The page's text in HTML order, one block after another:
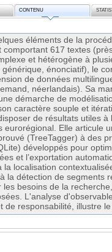
CONTENU
éléments de la
comportant 617 textes
et hétérogène à
énonciatif), le
de données
néerlandais). Sa
démarche de
caractère souple et
de résultats utiles à
eurorégional. Elle articule
(TreeTagger) à des
développés pour
et l’exportation
la localisation
la détection de segments
les besoins de la
L'analyse
de responsabilité, illustre